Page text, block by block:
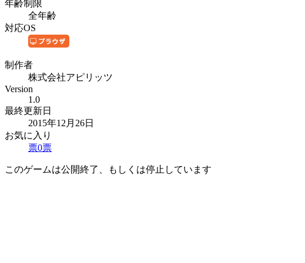
年齢制限
全年齢
対応OS
制作者
株式会社アピリッツ
Version
1.0
最終更新日
2015年12月26日
お気に入り
票0票
このゲームは公開終了、もしくは停止しています